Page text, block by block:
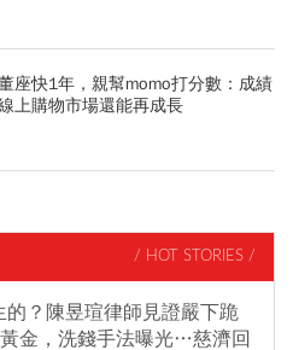
座快1年，親幫momo打分數：成績
上購物市場還能再成長
/ HOT STORIES /
？陳昱瑄律師見證嚴下跪
金，洗錢手法曝光…慈濟回